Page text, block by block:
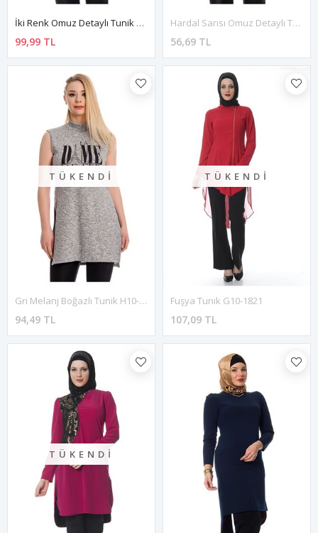
İki Renk Omuz Detaylı Tunik K4-117339
99,99 TL
Hardal Sarısı Omuz Detaylı Tunik K4-117336
56,69 TL
TÜKENDI
Gri Melanj Boğazlı Tunik H10-127767
94,49 TL
TÜKENDI
Fuşya Tunik G10-1821
107,09 TL
TÜKENDI